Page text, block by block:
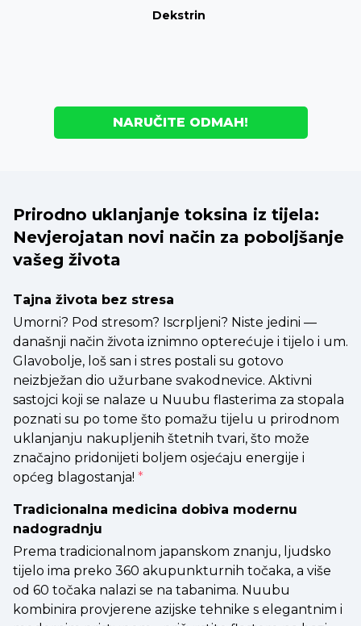
Dekstrin
NARUČITE ODMAH!
Prirodno uklanjanje toksina iz tijela:
Nevjerojatan novi način za poboljšanje
vašeg života
Tajna života bez stresa
Umorni? Pod stresom? Iscrpljeni? Niste jedini —
današnji način života iznimno opterećuje i tijelo i um.
Glavobolje, loš san i stres postali su gotovo
neizbježan dio užurbane svakodnevice. Aktivni
sastojci koji se nalaze u Nuubu flasterima za stopala
poznati su po tome što pomažu tijelu u prirodnom
uklanjanju nakupljenih štetnih tvari, što može
značajno pridonijeti boljem osjećaju energije i
općeg blagostanja! *
Tradicionalna medicina dobiva modernu
nadogradnju
Prema tradicionalnom japanskom znanju, ljudsko
tijelo ima preko 360 akupunkturnih točaka, a više
od 60 točaka nalazi se na tabanima. Nuubu
kombinira provjerene azijske tehnike s elegantnim i